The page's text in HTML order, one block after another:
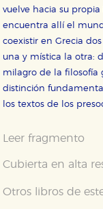
vuelve hacia su
encuentra allí el
coexistir en Grecia
una y mística la otra:
milagro de la filosofía
distinción
los textos de los
Leer fragmento
Cubierta en alta
Otros libros de